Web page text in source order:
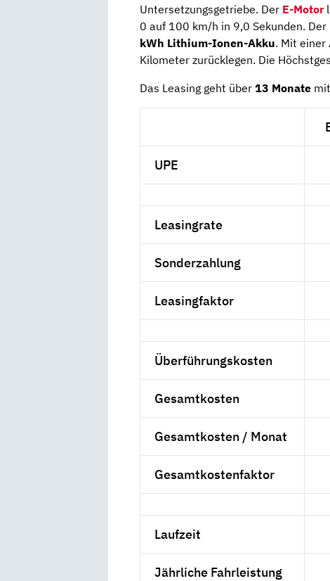
Untersetzungsgetriebe. Der E-Motor
0 auf 100 km/h in 9,0 Sekunden. Der
kWh Lithium-Ionen-Akku. Mit einer
Kilometer zurücklegen. Die
Das Leasing geht über 13 Monate mit
UPE
Leasingrate
Sonderzahlung
Leasingfaktor
Überführungskosten
Gesamtkosten
Gesamtkosten / Monat
Gesamtkostenfaktor
Laufzeit
Jährliche Fahrleistung